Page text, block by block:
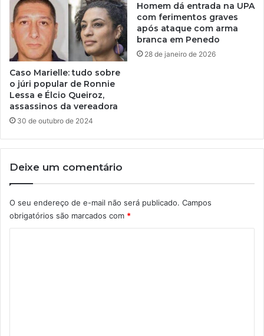
Caso Marielle: tudo sobre
o júri popular de Ronnie
Lessa e Élcio Queiroz,
assassinos da vereadora
30 de outubro de 2024
Homem dá entrada na UPA
com ferimentos graves
após ataque com arma
branca em Penedo
28 de janeiro de 2026
Deixe um comentário
O seu endereço de e-mail não será publicado. Campos
obrigatórios são marcados com *